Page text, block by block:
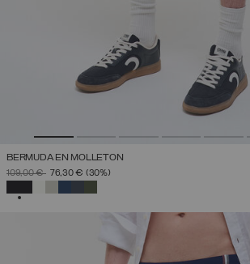
BERMUDA EN MOLLETON
PRIX RÉDUIT DE
109,00 €À76,30 € (30%)